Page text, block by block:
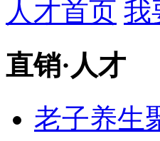
人才首页 我
直销· 人才
老子养生